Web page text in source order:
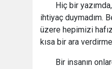
Hiç bir
ihtiyaç duymadım.
üzere hepimizi
kısa bir ara
Bir insanın